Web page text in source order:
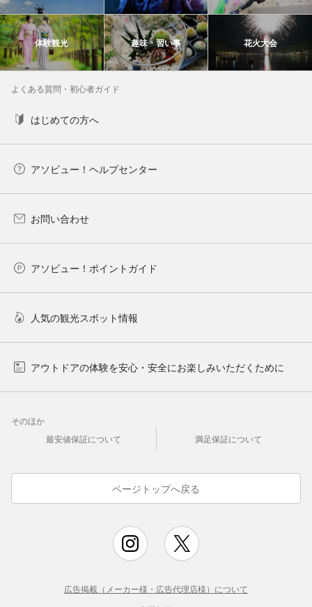
体験観光 趣味・習い事 花火大会
よくある質問・初心者ガイド
はじめての方へ
アソビュー！ヘルプセンター
お問い合わせ
アソビュー！ポイントガイド
人気の観光スポット情報
アウトドアの体験を安心・安全にお楽しみいただくために
そのほか
最安値保証について
満足保証について
ページトップへ戻る
広告掲載（メーカー様・広告代理店様）について